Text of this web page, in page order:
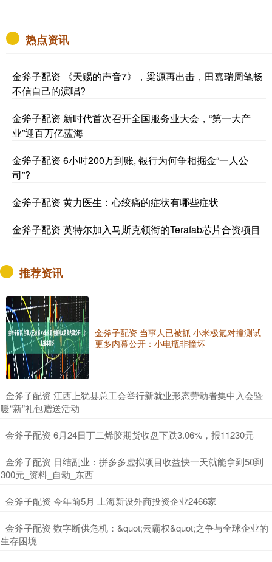
热点资讯
金斧子配资 《天赐的声音7》，梁源再出击，田嘉瑞周笔畅
不信自己的演唱?
金斧子配资 新时代首次召开全国服务业大会，“第一大产
业”迎百万亿蓝海
金斧子配资 6小时200万到账, 银行为何争相掘金“一人公
司”?
金斧子配资 黄力医生：心绞痛的症状有哪些症状
金斧子配资 英特尔加入马斯克领衔的Terafab芯片合资项目
推荐资讯
金斧子配资 当事人已被抓 小米极氪对撞测试
更多内幕公开：小电瓶非撞坏
​金斧子配资 江西上犹县总工会举行新就业形态劳动者集中入会暨
暖“新”礼包赠送活动
​金斧子配资 6月24日丁二烯胶期货收盘下跌3.06%，报11230元
​金斧子配资 日结副业：拼多多虚拟项目收益快一天就能拿到50到
300元_资料_自动_东西
​金斧子配资 今年前5月 上海新设外商投资企业2466家
​金斧子配资 数字断供危机：&quot;云霸权&quot;之争与全球企业的
生存困境